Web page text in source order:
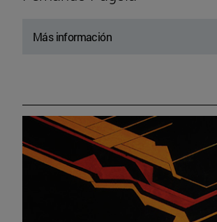
Más información